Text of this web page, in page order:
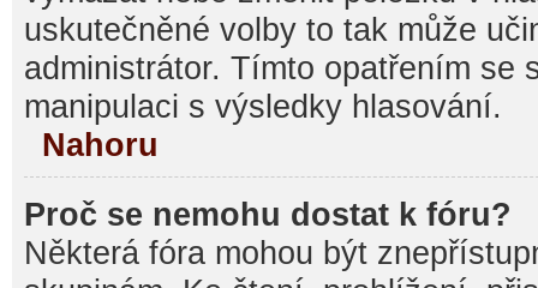
uskutečněné volby to tak může
administrátor. Tímto opatřením se
manipulaci s výsledky hlasování.
Nahoru
Proč se nemohu dostat k fóru?
Některá fóra mohou být